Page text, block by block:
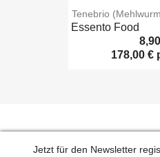

Tenebrio
Essento Food
178,00 €
Jetzt für den Newsletter